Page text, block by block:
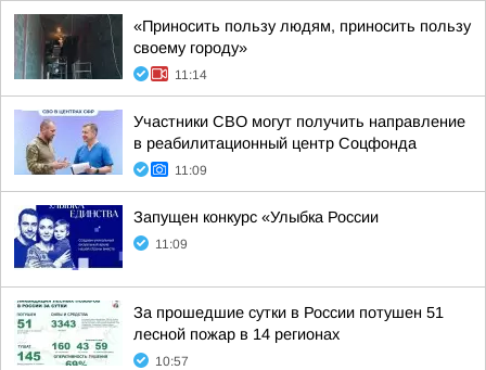
«Приносить пользу людям, приносить пользу
своему городу»
11:14
Участники СВО могут получить направление
в реабилитационный центр Соцфонда
11:09
Запущен конкурс «Улыбка России
11:09
За прошедшие сутки в России потушен 51
лесной пожар в 14 регионах
10:57